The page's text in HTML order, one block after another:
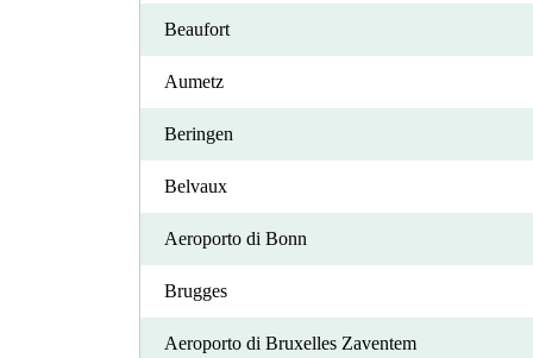
Beaufort
Aumetz
Beringen
Belvaux
Aeroporto di Bonn
Brugges
Aeroporto di Bruxelles Zaventem